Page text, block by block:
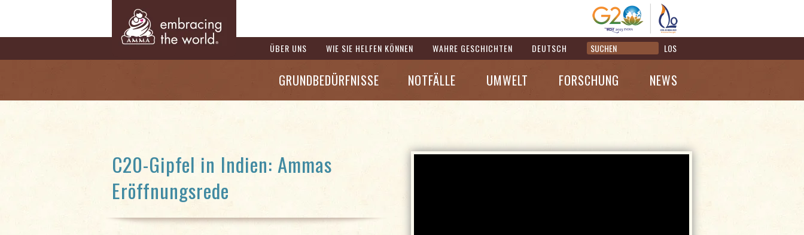
ÜBER UNS WIE SIE HELFEN KÖNNEN WAHRE GESCHICHTEN DEUTSCH LOS
GRUNDBEDÜRFNISSE NOTFÄLLE UMWELT FORSCHUNG NEWS
C20-Gipfel in Indien: Ammas
Eröffnungsrede